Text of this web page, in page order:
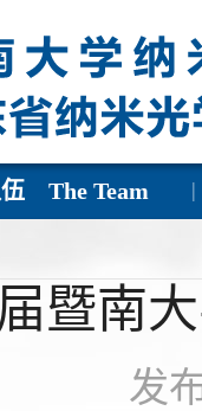
伍 The Team
暨南
发